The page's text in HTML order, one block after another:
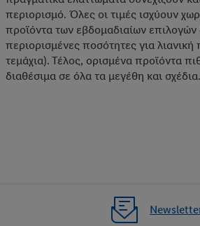
περιορισμό. Όλες οι τιμές ισχύουν
προϊόντα των εβδομαδιαίων επιλογών
περιορισμένες ποσότητες για
τεμάχια). Τέλος, ορισμένα προϊόντα
διαθέσιμα σε όλα τα μεγέθη και σχέδια.